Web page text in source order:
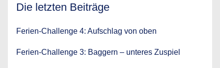
Die letzten Beiträge
Ferien-Challenge 4: Aufschlag von oben
Ferien-Challenge 3: Baggern – unteres Zuspiel